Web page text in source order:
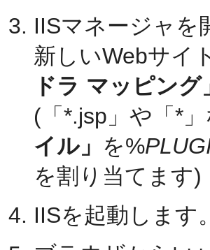
IISマネージャを
新しいWebサイ
ドラ マッピング
(「*.jsp」や「*
イル」 を%
を割り当てます)
IISを起動します。